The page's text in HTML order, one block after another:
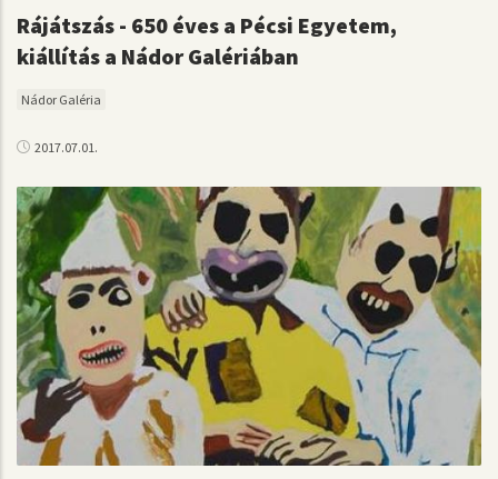
Rájátszás - 650 éves a Pécsi Egyetem,
kiállítás a Nádor Galériában
Nádor Galéria
2017.07.01.